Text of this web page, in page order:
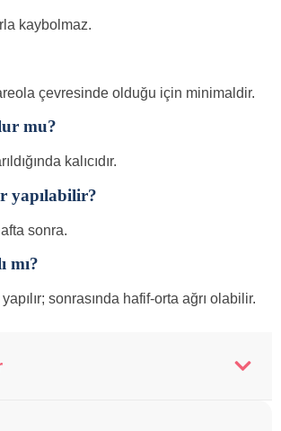
kaybolmaz.
çevresinde olduğu için minimaldir.
mu?
kalıcıdır.
yapılabilir?
sonra.
mı?
sonrasında hafif-orta ağrı olabilir.